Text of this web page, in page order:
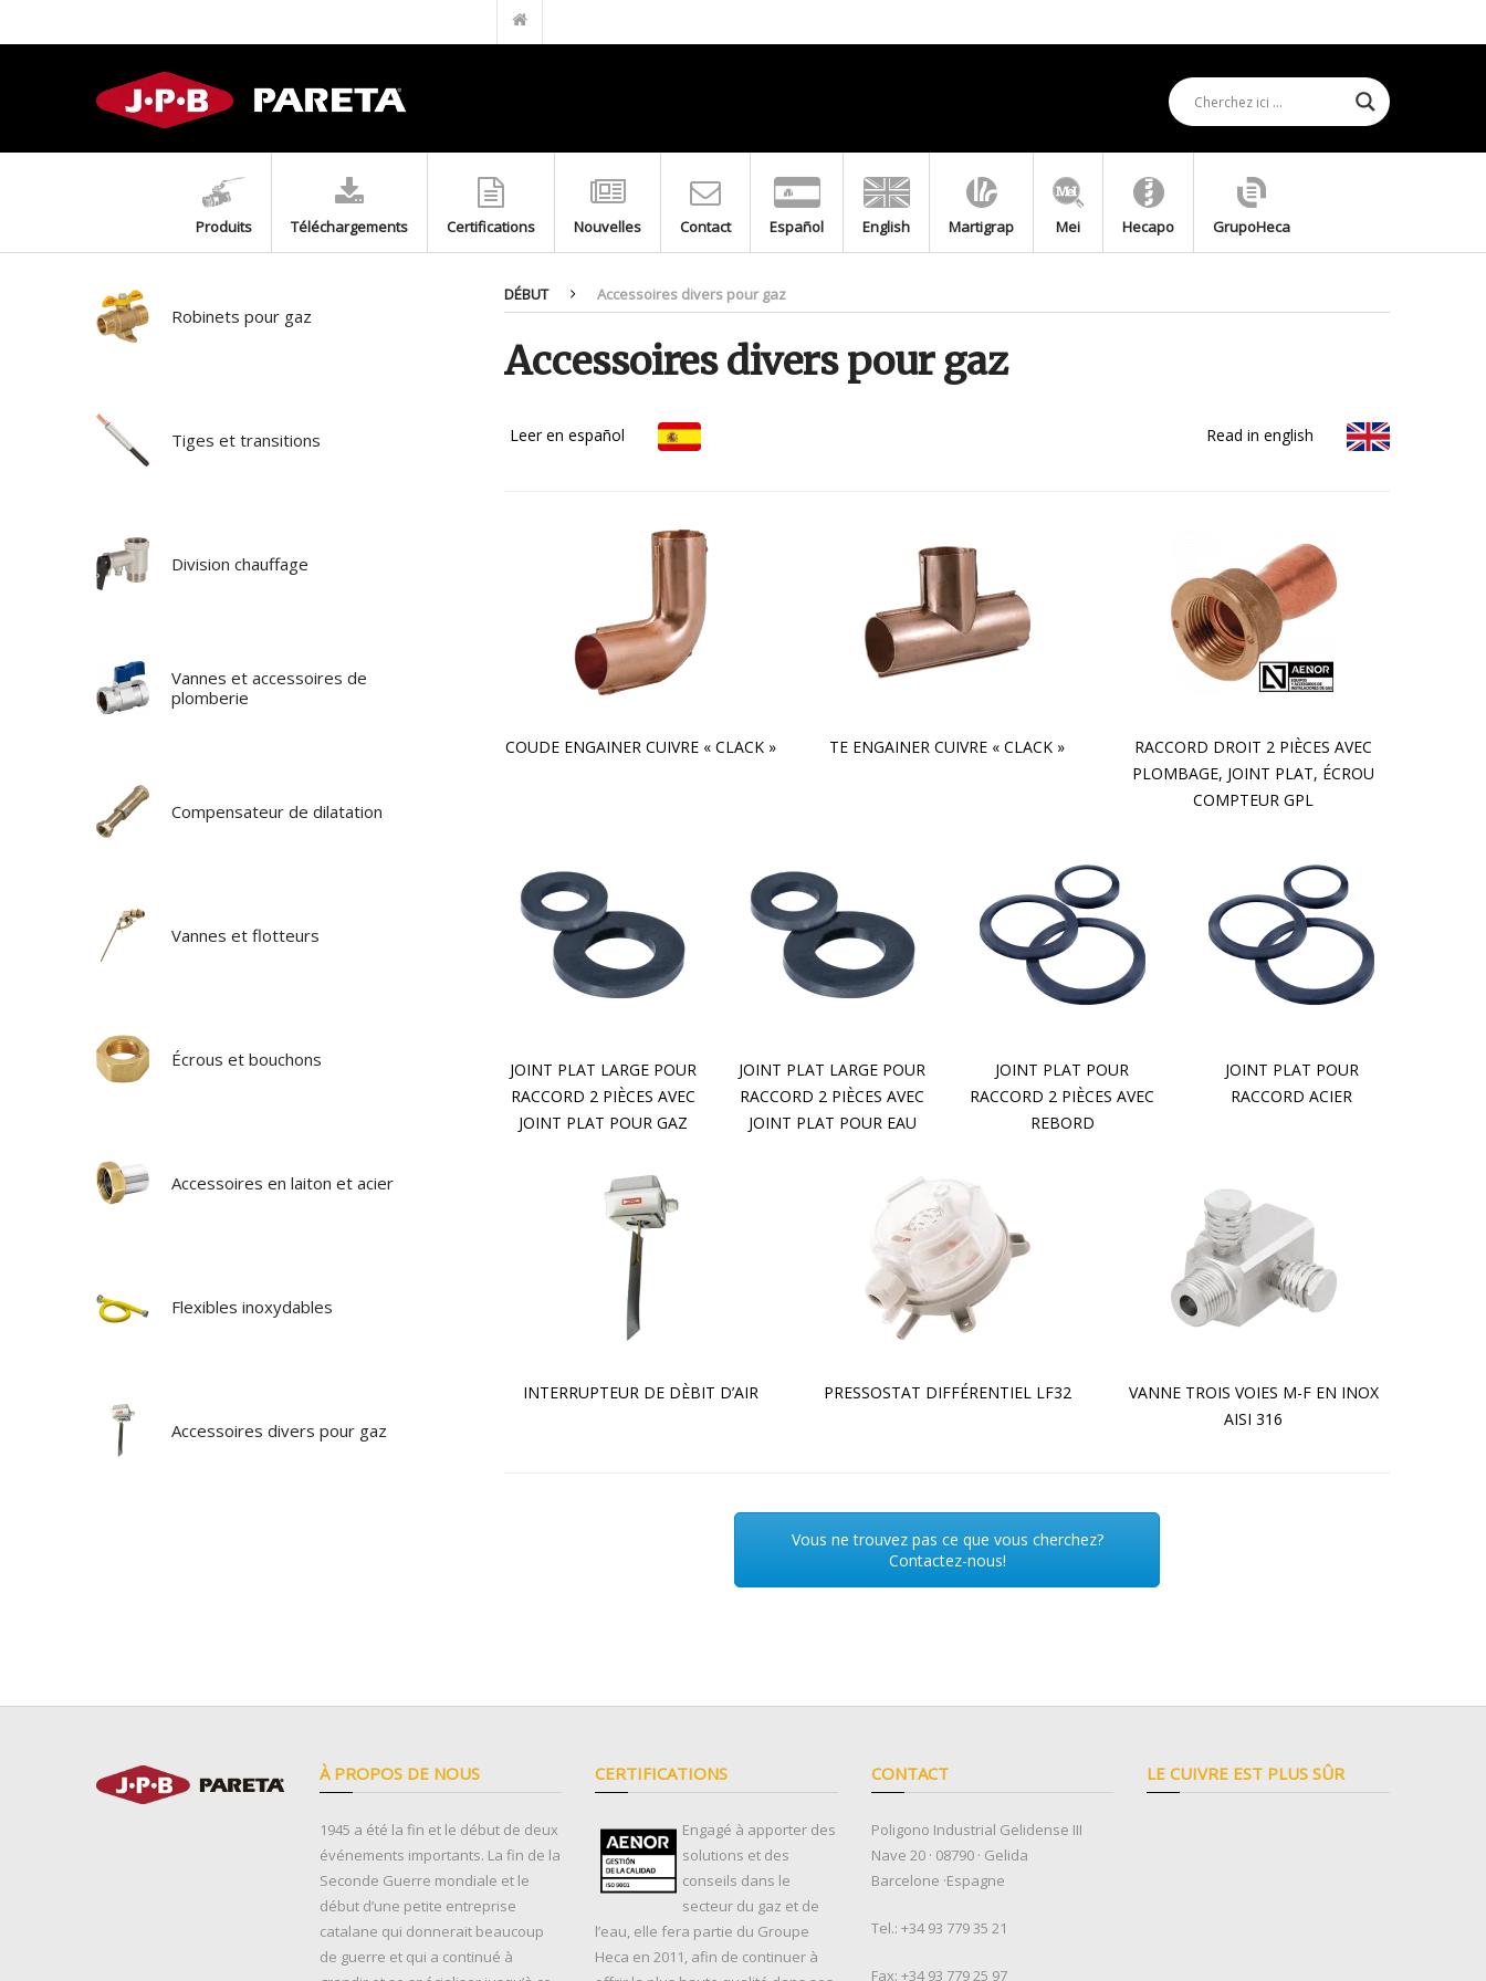
RACCORD BAÏONNETTE DEUX PIÈCES LAITON POUR COMPTEUR
MITIGEUR THERMOSTATIQUE F-F
MITIGEUR THERMOSTATIQUE M-M
FLOTTEUR DE CUIVRE POUR VANNE FLOTTEUR À TIGE PLATE
Produits Téléchargements Certifications Nouvelles Contact Español English Martigrap Mei Hecapo GrupoHeca
DÉBUT Accessoires divers pour gaz
Accessoires divers pour gaz
Leer en español Read in english
COUDE ENGAINER CUIVRE « CLACK » TE ENGAINER CUIVRE « CLACK »
RACCORD DROIT 2 PIÈCES AVEC
PLOMBAGE, JOINT PLAT, ÉCROU
COMPTEUR GPL
JOINT PLAT LARGE POUR
RACCORD 2 PIÈCES AVEC
JOINT PLAT POUR GAZ
JOINT PLAT LARGE POUR
RACCORD 2 PIÈCES AVEC
JOINT PLAT POUR EAU
JOINT PLAT POUR
RACCORD 2 PIÈCES AVEC
REBORD
JOINT PLAT POUR
RACCORD ACIER
INTERRUPTEUR DE DÈBIT D’AIR PRESSOSTAT DIFFÉRENTIEL LF32
VANNE TROIS VOIES M-F EN INOX
AISI 316
Vous ne trouvez pas ce que vous cherchez?
Contactez-nous!
Robinets pour gaz
Tiges et transitions
Division chauffage
Vannes et accessoires de
plomberie
Compensateur de dilatation
Vannes et flotteurs
Écrous et bouchons
Accessoires en laiton et acier
Flexibles inoxydables
Accessoires divers pour gaz
À PROPOS DE NOUS
1945 a été la fin et le début de deux
événements importants. La fin de la
Seconde Guerre mondiale et le
début d’une petite entreprise
catalane qui donnerait beaucoup
de guerre et qui a continué à
CERTIFICATIONS
Engagé à apporter des
solutions et des
conseils dans le
secteur du gaz et de
l’eau, elle fera partie du Groupe
Heca en 2011, afin de continuer à
CONTACT
Poligono Industrial Gelidense III
Nave 20 · 08790 · Gelida
Barcelone ·Espagne
Tel.: +34 93 779 35 21
Fax: +34 93 779 25 97
LE CUIVRE EST PLUS SÛR